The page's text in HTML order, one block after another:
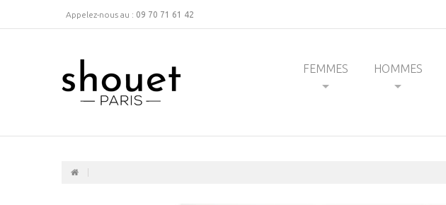
Appelez-nous au : 09 70 71 61 42
FEMMES HOMMES